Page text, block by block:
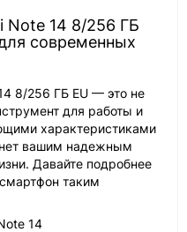
Note 14 8/256 ГБ
современных
8/256 ГБ EU — это не
для работы и
характеристиками
вашим надежным
Давайте подробнее
таким
14